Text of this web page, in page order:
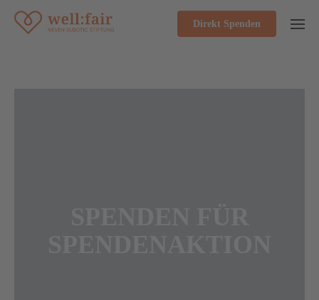
Direkt Spenden